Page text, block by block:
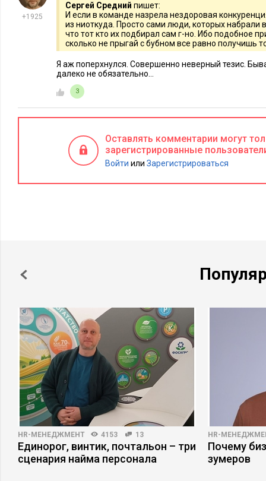
+1925
Сергей Средний пишет:
И если в команде назрела нездоровая
из ниоткуда. Просто сами люди, которых набрали
что тот кто их подбирал сам г-но. Ибо подобное
сколько не прыгай с бубном все равно получишь
Я аж поперхнулся. Совершенно неверный тезис.
далеко не обязательно...
3
Оставлять комментарии могут
зарегистрированные
Войти или Зарегистрироваться
HR-МЕНЕДЖМЕНТ 4153 13
Единорог, винтик, почтальон – три
сценария найма персонала
HR-
Почему
зумеров